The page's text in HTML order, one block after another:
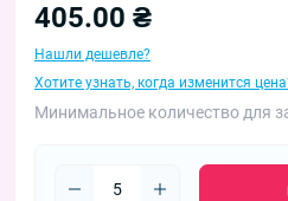
405.00 ₴
Нашли дешевле?
Хотите узнать, когда изменится
Минимальное количество для